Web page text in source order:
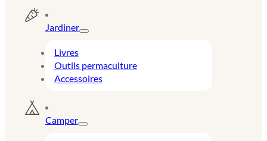
Jardiner
Livres
Outils permaculture
Accessoires
Camper